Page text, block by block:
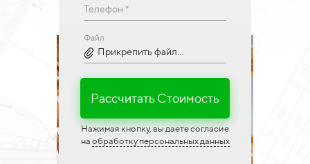
Телефон *
Файл
Прикрепить файл...
Рассчитать Стоимость
Нажимая кнопку, вы даете согласие
на обработку персональных данных